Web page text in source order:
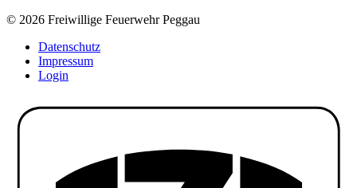
© 2026 Freiwillige Feuerwehr Peggau
Datenschutz
Impressum
Login